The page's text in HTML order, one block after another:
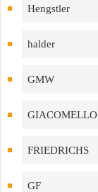
Hengstler
halder
GMW
GIACOMELLO
FRIEDRICHS
GF